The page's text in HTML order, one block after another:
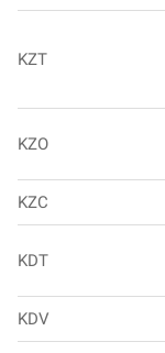
KZT
KZO
KZC
KDT
KDV